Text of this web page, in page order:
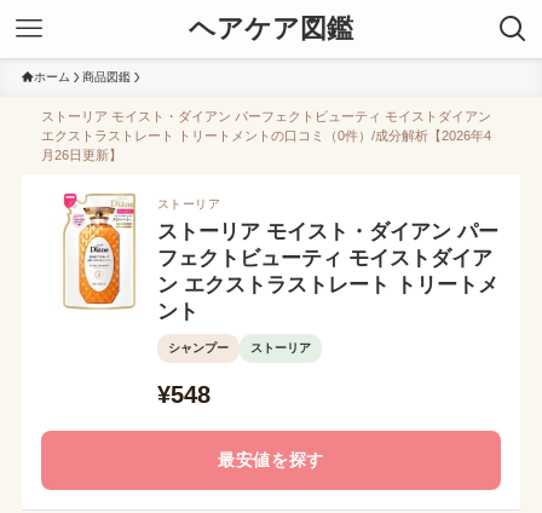
ヘアケア図鑑
ホーム 商品図鑑
ストーリア モイスト・ダイアン パーフェクトビューティ モイストダイアン
エクストラストレート トリートメントの口コミ（0件）/成分解析【2026年4
月26日更新】
ストーリア
ストーリア モイスト・ダイアン パー
フェクトビューティ モイストダイア
ン エクストラストレート トリートメ
ント
シャンプー ストーリア
¥548
最安値を探す